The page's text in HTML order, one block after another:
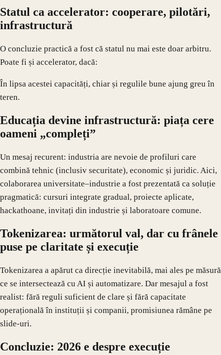
Statul ca accelerator: cooperare, pilotări,
infrastructură
O concluzie practică a fost că statul nu mai este doar arbitru.
Poate fi și accelerator, dacă:
În lipsa acestei capacități, chiar și regulile bune ajung greu în
teren.
Educația devine infrastructură: piața cere
oameni „compleți”
Un mesaj recurent: industria are nevoie de profiluri care
combină tehnic (inclusiv securitate), economic și juridic. Aici,
colaborarea universitate–industrie a fost prezentată ca soluție
pragmatică: cursuri integrate gradual, proiecte aplicate,
hackathoane, invitați din industrie și laboratoare comune.
Tokenizarea: următorul val, dar cu frânele
puse pe claritate și execuție
Tokenizarea a apărut ca direcție inevitabilă, mai ales pe măsură
ce se intersectează cu AI și automatizare. Dar mesajul a fost
realist: fără reguli suficient de clare și fără capacitate
operațională în instituții și companii, promisiunea rămâne pe
slide-uri.
Concluzie: 2026 e despre execuție